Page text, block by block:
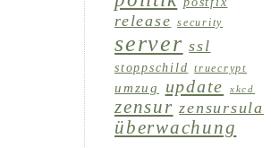
release security
server ssl
stoppschild truecrypt
umzug update xkcd
zensur zensursula
überwachung